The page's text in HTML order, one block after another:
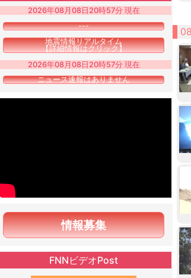
2026年08月08日20時57分 現在
---
地震情報リアルタイム
【詳細情報はクリック】
2026年08月08日20時57分 現在
ニュース速報はありません
情報募集
FNNビデオPost